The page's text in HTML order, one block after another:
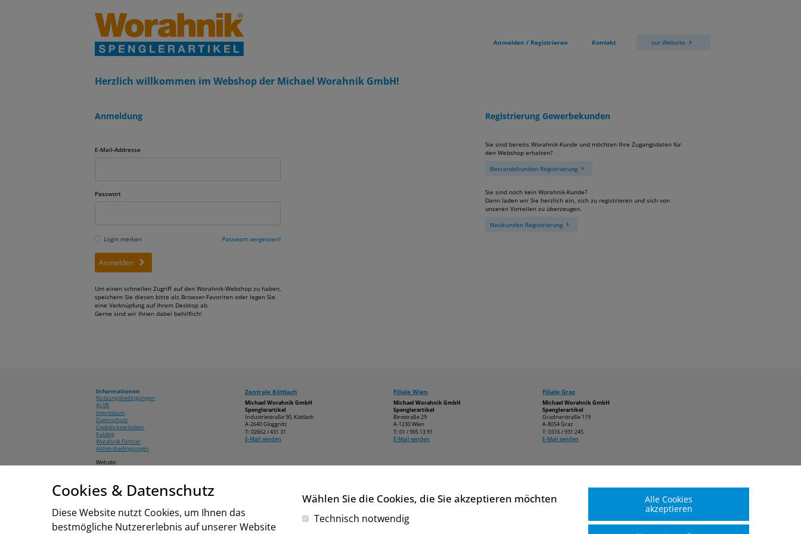
Anmelden / Registrieren Kontakt zur Website
Herzlich willkommen im Webshop der Michael Worahnik GmbH!
Anmeldung
E-Mail-Addresse
Passwort
Login merken Passwort vergessen?
Anmelden
Um einen schnellen Zugriff auf den Worahnik-Webshop zu haben,
speichern Sie diesen bitte als Browser-Favoriten oder legen Sie
eine Verknüpfung auf Ihrem Desktop ab.
Gerne sind wir Ihnen dabei behilflich!
Registrierung Gewerbekunden
Sie sind bereits Worahnik-Kunde und möchten Ihre Zugangsdaten für
den Webshop erhalten?
Bestandskunden Registrierung
Sie sind noch kein Worahnik-Kunde?
Dann laden wir Sie herzlich ein, sich zu registrieren und sich von
unseren Vorteilen zu überzeugen.
Neukunden Registrierung
Informationen
Nutzungsbedingungen
ALVB
Impressum
Datenschutz
Cookies bearbeiten
Katalog
Worahnik Partner
Aktionsbedingungen
Website:
Zentrale Köttlach
Michael Worahnik GmbH
Spenglerartikel
Industriestraße 90, Köttlach
A-2640 Gloggnitz
T: 02662 / 431 31
E-Mail senden
Filiale Wien
Michael Worahnik GmbH
Spenglerartikel
Birostraße 29
A-1230 Wien
T: 01 / 905 13 91
E-Mail senden
Filiale Graz
Michael Worahnik GmbH
Spenglerartikel
Gradnerstraße 119
A-8054 Graz
T: 0316 / 931 245
E-Mail senden
Cookies & Datenschutz
Diese Website nutzt Cookies, um Ihnen das
bestmögliche Nutzererlebnis auf unserer Website
Wählen Sie die Cookies, die Sie akzeptieren möchten
Technisch notwendig
Alle Cookies
akzeptieren